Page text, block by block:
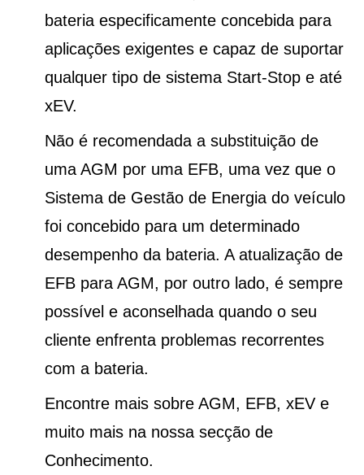
bateria especificamente concebida para
aplicações exigentes e capaz de suportar
qualquer tipo de sistema Start-Stop e até
xEV.
Não é recomendada a substituição de
uma AGM por uma EFB, uma vez que o
Sistema de Gestão de Energia do veículo
foi concebido para um determinado
desempenho da bateria. A atualização de
EFB para AGM, por outro lado, é sempre
possível e aconselhada quando o seu
cliente enfrenta problemas recorrentes
com a bateria.
Encontre mais sobre AGM, EFB, xEV e
muito mais na nossa secção de
Conhecimento.